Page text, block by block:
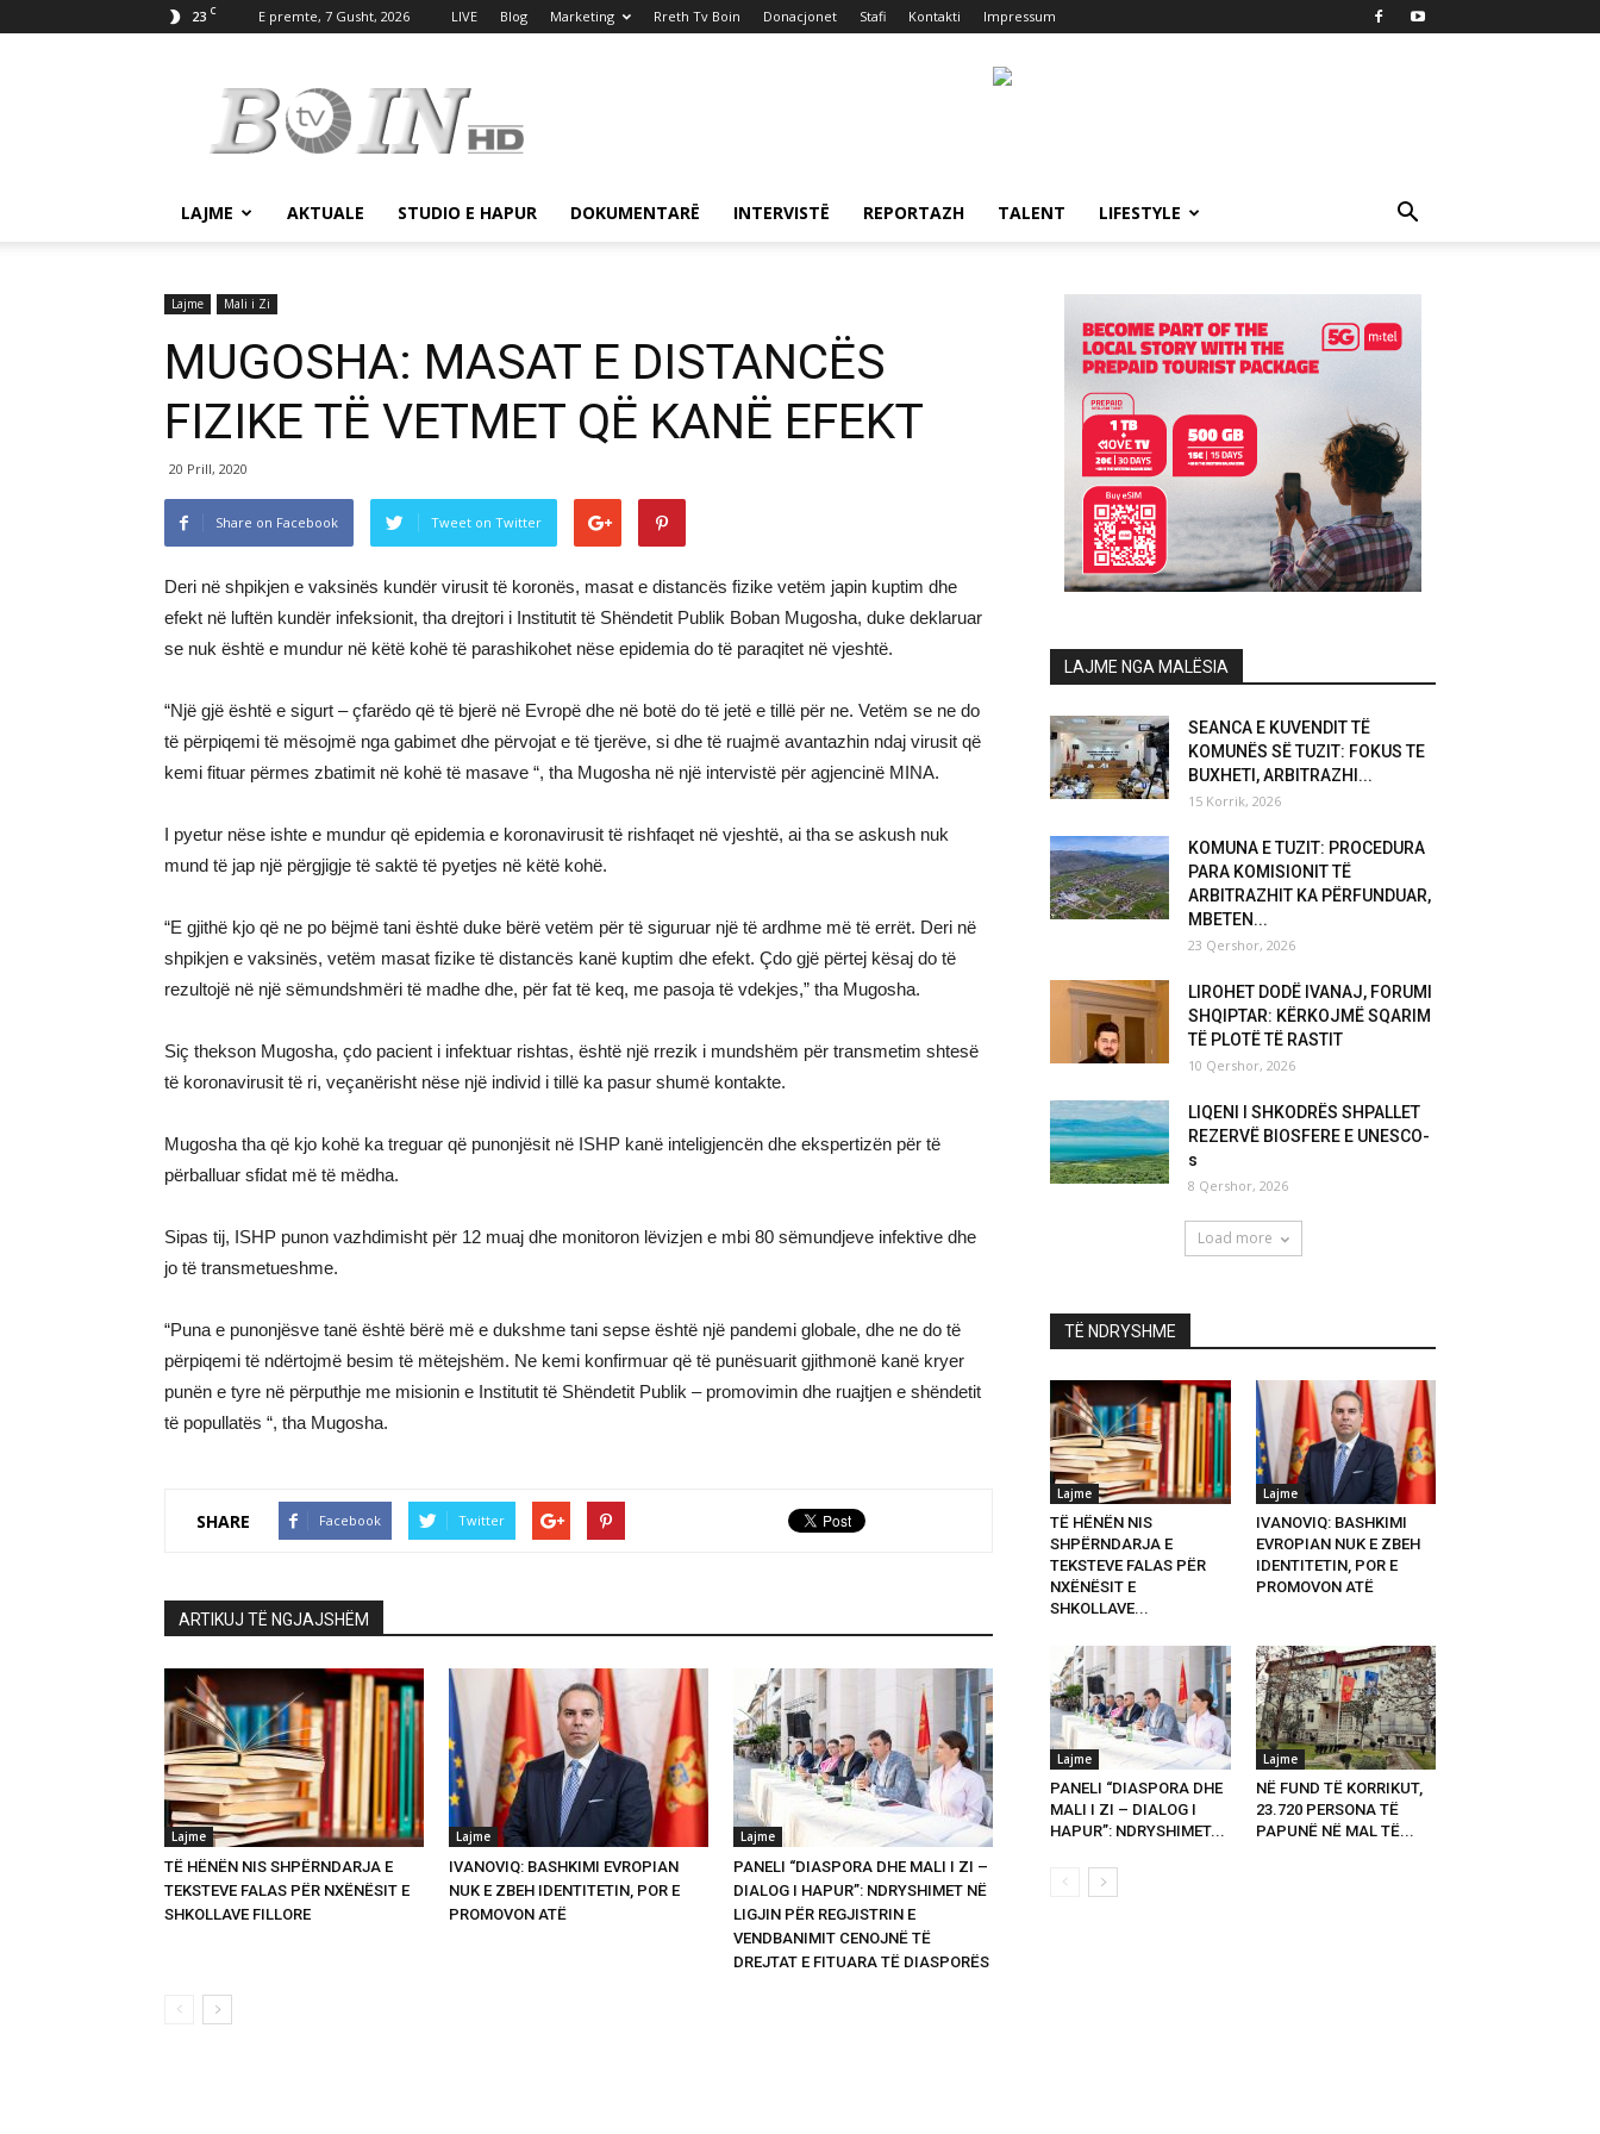
23 C E premte, 7 Gusht, 2026 LIVE Blog Marketing Rreth Tv Boin Donacjonet Stafi Kontakti Impressum
Boin
LAJME AKTUALE STUDIO E HAPUR DOKUMENTARË INTERVISTË REPORTAZH TALENT LIFESTYLE
Lajme Mali i Zi
MUGOSHA: MASAT E DISTANCËS
FIZIKE TË VETMET QË KANË EFEKT
20 Prill, 2020
Share on Facebook Tweet on Twitter
Deri në shpikjen e vaksinës kundër virusit të koronës, masat e distancës fizike vetëm japin kuptim dhe
efekt në luftën kundër infeksionit, tha drejtori i Institutit të Shëndetit Publik Boban Mugosha, duke deklaruar
se nuk është e mundur në këtë kohë të parashikohet nëse epidemia do të paraqitet në vjeshtë.
“Një gjë është e sigurt – çfarëdo që të bjerë në Evropë dhe në botë do të jetë e tillë për ne. Vetëm se ne do
të përpiqemi të mësojmë nga gabimet dhe përvojat e të tjerëve, si dhe të ruajmë avantazhin ndaj virusit që
kemi fituar përmes zbatimit në kohë të masave “, tha Mugosha në një intervistë për agjencinë MINA.
I pyetur nëse ishte e mundur që epidemia e koronavirusit të rishfaqet në vjeshtë, ai tha se askush nuk
mund të jap një përgjigje të saktë të pyetjes në këtë kohë.
“E gjithë kjo që ne po bëjmë tani është duke bërë vetëm për të siguruar një të ardhme më të errët. Deri në
shpikjen e vaksinës, vetëm masat fizike të distancës kanë kuptim dhe efekt. Çdo gjë përtej kësaj do të
rezultojë në një sëmundshmëri të madhe dhe, për fat të keq, me pasoja të vdekjes,” tha Mugosha.
Siç thekson Mugosha, çdo pacient i infektuar rishtas, është një rrezik i mundshëm për transmetim shtesë
të koronavirusit të ri, veçanërisht nëse një individ i tillë ka pasur shumë kontakte.
Mugosha tha që kjo kohë ka treguar që punonjësit në ISHP kanë inteligjencën dhe ekspertizën për të
përballuar sfidat më të mëdha.
Sipas tij, ISHP punon vazhdimisht për 12 muaj dhe monitoron lëvizjen e mbi 80 sëmundjeve infektive dhe
jo të transmetueshme.
“Puna e punonjësve tanë është bërë më e dukshme tani sepse është një pandemi globale, dhe ne do të
përpiqemi të ndërtojmë besim të mëtejshëm. Ne kemi konfirmuar që të punësuarit gjithmonë kanë kryer
punën e tyre në përputhje me misionin e Institutit të Shëndetit Publik – promovimin dhe ruajtjen e shëndetit
të popullatës “, tha Mugosha.
SHARE Facebook Twitter
ARTIKUJ TË NGJAJSHËM
Lajme
TË HËNËN NIS SHPËRNDARJA E
TEKSTEVE FALAS PËR NXËNËSIT E
SHKOLLAVE FILLORE
Lajme
IVANOVIQ: BASHKIMI EVROPIAN
NUK E ZBEH IDENTITETIN, POR E
PROMOVON ATË
Lajme
PANELI “DIASPORA DHE MALI I ZI –
DIALOG I HAPUR”: NDRYSHIMET NË
LIGJIN PËR REGJISTRIN E
VENDBANIMIT CENOJNË TË
DREJTAT E FITUARA TË DIASPORËS
LAJME NGA MALËSIA
SEANCA E KUVENDIT TË
KOMUNËS SË TUZIT: FOKUS TE
BUXHETI, ARBITRAZHI...
15 Korrik, 2026
KOMUNA E TUZIT: PROCEDURA
PARA KOMISIONIT TË
ARBITRAZHIT KA PËRFUNDUAR,
MBETEN...
23 Qershor, 2026
LIROHET DODË IVANAJ, FORUMI
SHQIPTAR: KËRKOJMË SQARIM
TË PLOTË TË RASTIT
10 Qershor, 2026
LIQENI I SHKODRËS SHPALLET
REZERVË BIOSFERE E UNESCO-
s
8 Qershor, 2026
Load more
TË NDRYSHME
Lajme
TË HËNËN NIS
SHPËRNDARJA E
TEKSTEVE FALAS PËR
NXËNËSIT E
SHKOLLAVE...
Lajme
IVANOVIQ: BASHKIMI
EVROPIAN NUK E ZBEH
IDENTITETIN, POR E
PROMOVON ATË
Lajme
PANELI “DIASPORA DHE
MALI I ZI – DIALOG I
HAPUR”: NDRYSHIMET...
Lajme
NË FUND TË KORRIKUT,
23.720 PERSONA TË
PAPUNË NË MAL TË...